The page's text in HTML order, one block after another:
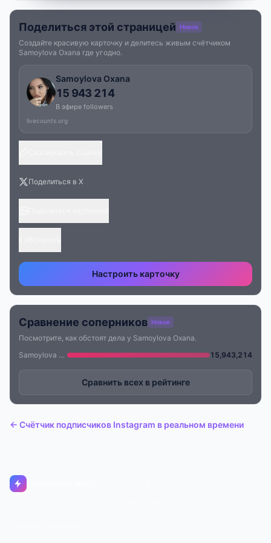
Поделиться этой страницей Новое
Создайте красивую карточку и делитесь живым счётчиком
Samoylova Oxana где угодно.
Samoylova Oxana
15 943 214
В эфире followers
livecounts.org
Поделиться в X
Настроить карточку
Сравнение соперников Новое
Посмотрите, как обстоят дела у Samoylova Oxana.
Samoylova Oxana
15,943,214
Сравнить всех в рейтинге
← Счётчик подписчиков Instagram в реальном времени